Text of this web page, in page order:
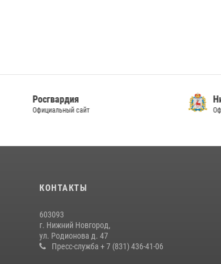
Росгвардия
Официальный сайт
КОНТАКТЫ
603093
г. Нижний Новгород,
ул. Родионова д. 47
Пресс-служба + 7 (831) 436-41-06